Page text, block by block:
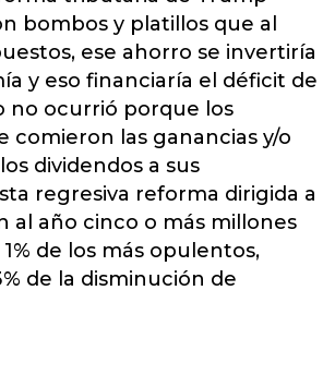
bombos y platillos que al
ese ahorro se invertiría
y eso financiaría el déficit de
no ocurrió porque los
comieron las ganancias y/o
dividendos a sus
regresiva reforma dirigida a
al año cinco o más millones
de los más opulentos,
de la disminución de